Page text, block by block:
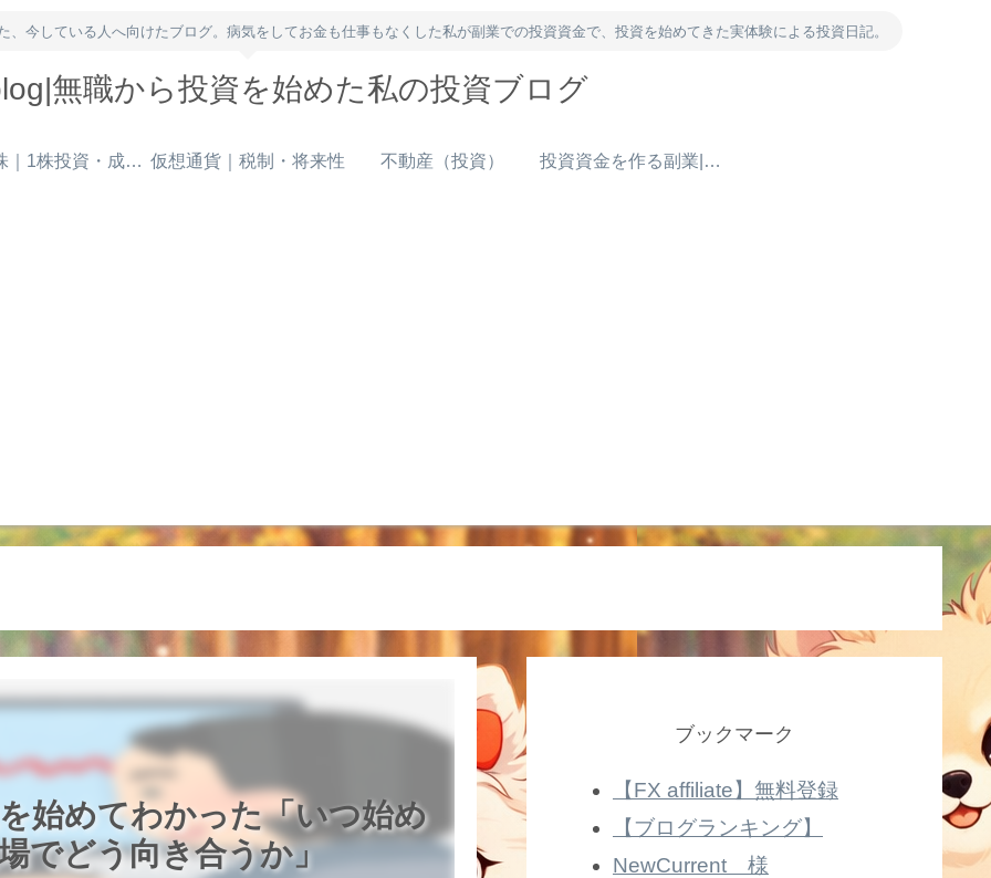
今している人へ向けたブログ。病気をしてお金も仕事もなくした私が副業での投資資金で、投資を始めてきた実体験による投資日記。
無職から投資を始めた私の投資ブログ
米国株｜1株投資・成長株 仮想通貨｜税制・将来性 不動産（投資） 投資資金を作る副業|ポイ活・アンケート・得意を売る
始めてわかった「いつ始め
でどう向き合うか」
ブックマーク
【FX affiliate】無料登録
【ブログランキング】
NewCurrent 様